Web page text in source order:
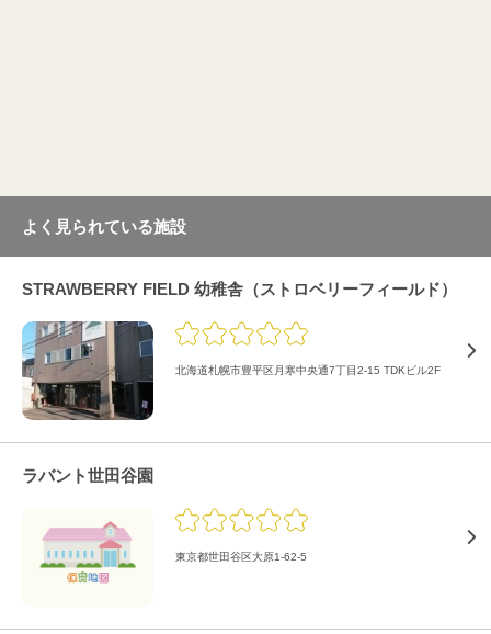
よく見られている施設
STRAWBERRY FIELD 幼稚舎（ストロベリーフィールド）
北海道札幌市豊平区月寒中央通7丁目2-15 TDKビル2F
ラバント世田谷園
東京都世田谷区大原1-62-5